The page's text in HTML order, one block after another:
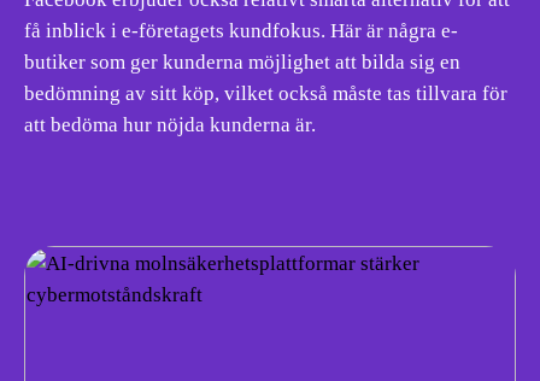
få inblick i e-företagets kundfokus. Här är några e-
butiker som ger kunderna möjlighet att bilda sig en
bedömning av sitt köp, vilket också måste tas tillvara för
att bedöma hur nöjda kunderna är.